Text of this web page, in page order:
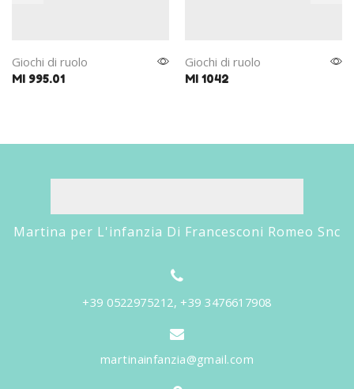
Giochi di ruolo
MI 995.01
Giochi di ruolo
MI 1042
Martina per L'infanzia Di Francesconi Romeo Snc
+39 0522975212, +39 3476617908
martinainfanzia@gmail.com